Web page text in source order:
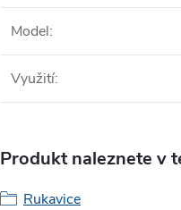
Model:
Využití:
Produkt naleznete v
Rukavice